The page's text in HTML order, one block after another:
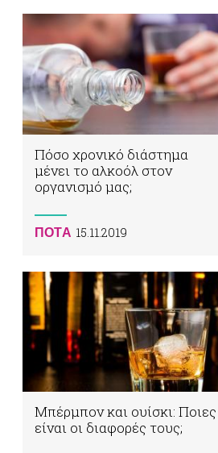
Πόσο χρονικό διάστημα
μένει το αλκοόλ στον
οργανισμό μας;
ΠΟΤA 15.11.2019
Μπέρμπον και ουίσκι: Ποιες
είναι οι διαφορές τους;